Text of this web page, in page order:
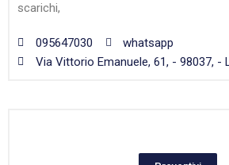
scarichi,
095647030
whatsapp
Via Vittorio Emanuele, 61, - 98037, -